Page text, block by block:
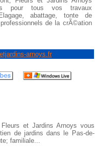
pour tous vos travaux
abattage, tonte de
de la crÃ©ation
arnoys.fr
et Jardins Arnoys vous
de jardins dans le Pas-de-
familiale...